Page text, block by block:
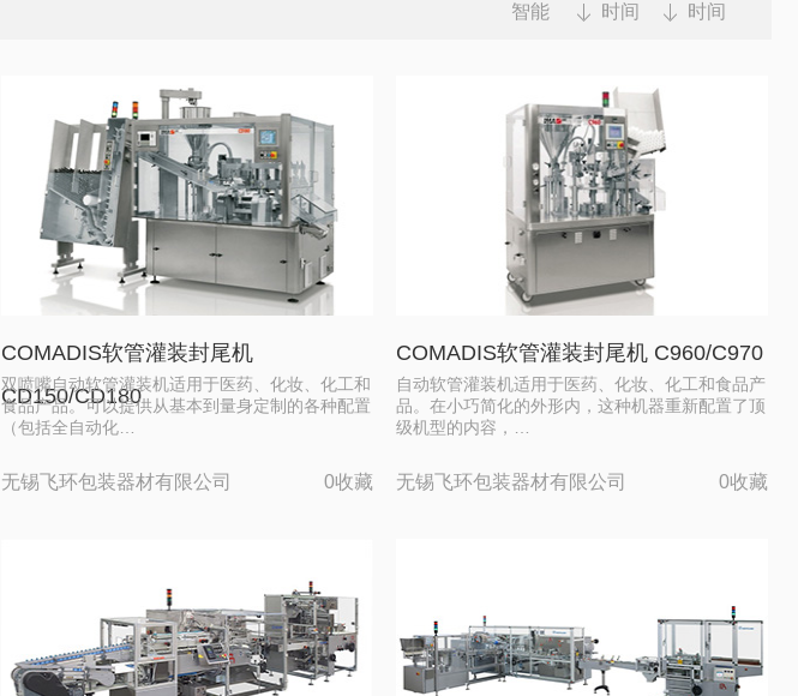
智能 时间 时间
COMADIS软管灌装封尾机
CD150/CD180
双喷嘴自动软管灌装机适用于医药、化妆、化工和
食品产品。可以提供从基本到量身定制的各种配置
（包括全自动化…
无锡飞环包装器材有限公司 0收藏
COMADIS软管灌装封尾机 C960/C970
自动软管灌装机适用于医药、化妆、化工和食品产
品。在小巧简化的外形内，这种机器重新配置了顶
级机型的内容，…
无锡飞环包装器材有限公司 0收藏